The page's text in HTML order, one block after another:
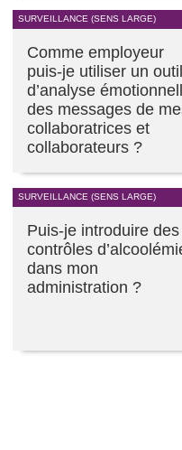
SURVEILLANCE (SENS LARGE)
Comme employeur
puis-je utiliser un outil
d’analyse
des messages de
collaboratrices et
collaborateurs ?
SURVEILLANCE (SENS LARGE)
Puis-je introduire des
contrôles
dans mon
administration ?